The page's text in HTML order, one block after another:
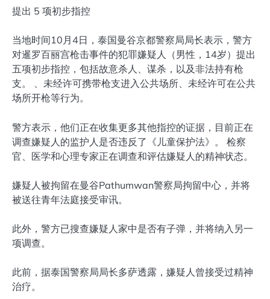
提出 5 项初步指控
当地时间10月4日，泰国曼谷京都警察局局长表示，警方
对暹罗百丽宫枪击事件的犯罪嫌疑人（男性，14岁）提出
五项初步指控，包括故意杀人、谋杀，以及非法持有枪
支。 、未经许可携带枪支进入公共场所、未经许可在公共
场所开枪等行为。
警方表示，他们正在收集更多其他指控的证据，目前正在
调查嫌疑人的监护人是否违反了《儿童保护法》。 检察
官、医学和心理专家正在调查和评估嫌疑人的精神状态。
嫌疑人被拘留在曼谷Pathumwan警察局拘留中心，并将
被送往青年法庭接受审讯。
此外，警方已搜查嫌疑人家中是否有子弹，并将纳入另一
项调查。
此前，据泰国警察局局长多萨透露，嫌疑人曾接受过精神
治疗。